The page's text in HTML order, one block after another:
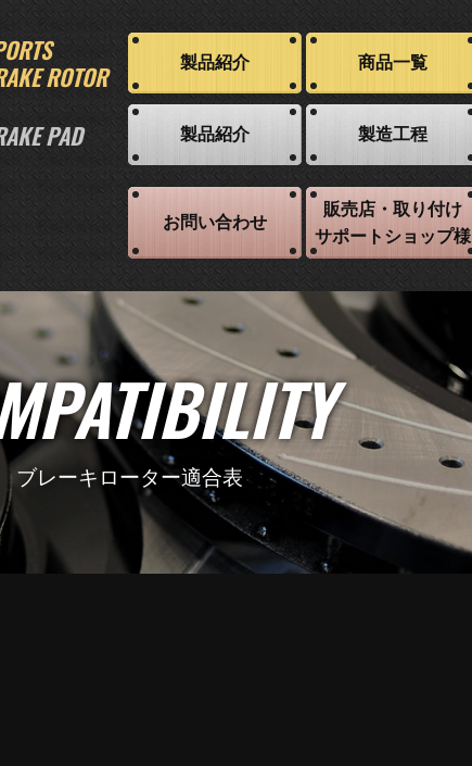
ROTOR
製品紹介 商品一覧
PAD 製品紹介 製造工程
お問い合わせ
販売店・取り付け
サポートショップ様
ブレーキローター適合表